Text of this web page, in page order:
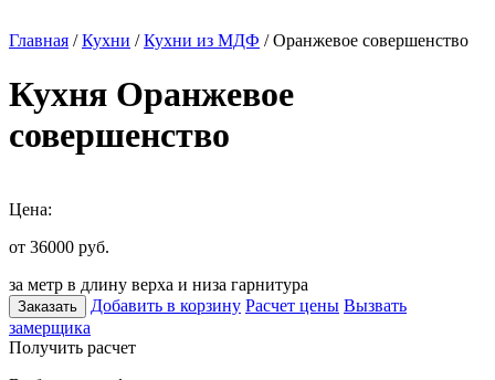
Главная /Кухни /Кухни из МДФ / Оранжевое совершенство
Кухня Оранжевое
совершенство
Цена:
от 36000 руб.
за метр в длину верха и низа гарнитура
Заказать Добавить в корзину Расчет цены Вызвать
замерщика
Получить расчет